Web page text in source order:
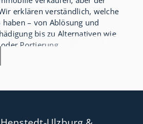
erklären verständlich, welche
– von Ablösung und
bis zu Alternativen wie
Portierung.